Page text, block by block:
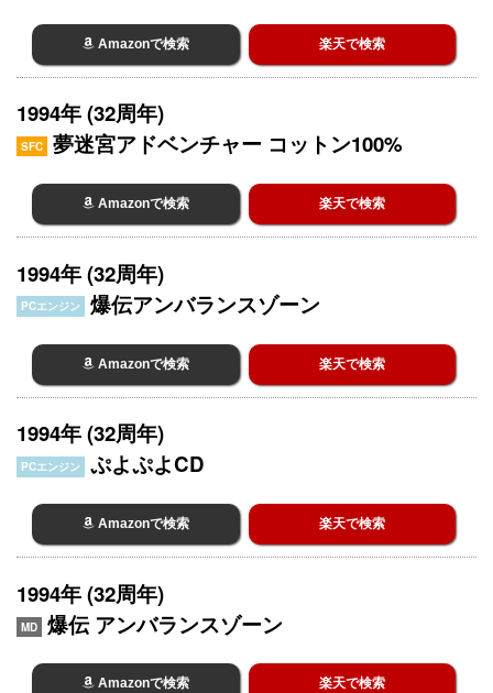
Amazonで検索 楽天で検索
1994年 (32周年)
SFC 夢迷宮アドベンチャー コットン100%
Amazonで検索 楽天で検索
1994年 (32周年)
PCエンジン 爆伝アンバランスゾーン
Amazonで検索 楽天で検索
1994年 (32周年)
PCエンジン ぷよぷよCD
Amazonで検索 楽天で検索
1994年 (32周年)
MD 爆伝 アンバランスゾーン
Amazonで検索 楽天で検索